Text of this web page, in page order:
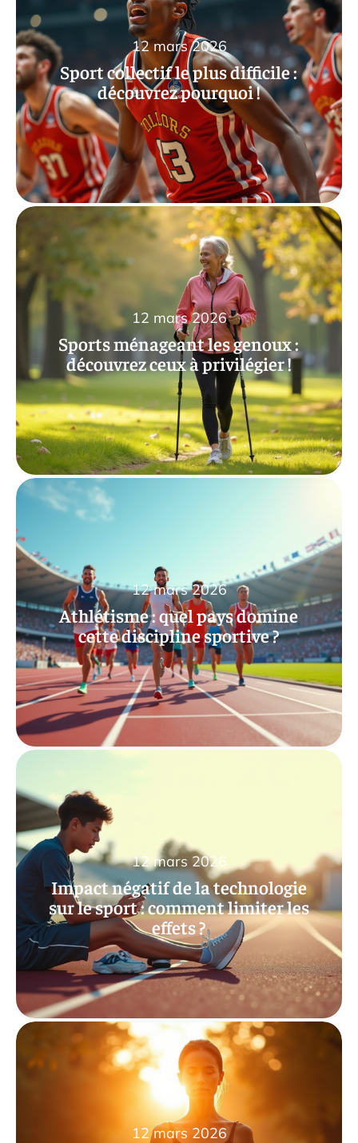
Sport collectif le plus difficile :
découvrez pourquoi !
12 mars 2026
Sports ménageant les genoux :
découvrez ceux à privilégier !
12 mars 2026
Athlétisme : quel pays domine
cette discipline sportive ?
12 mars 2026
Impact négatif de la technologie
sur le sport : comment limiter les
effets ?
12 mars 2026
12 mars 2026